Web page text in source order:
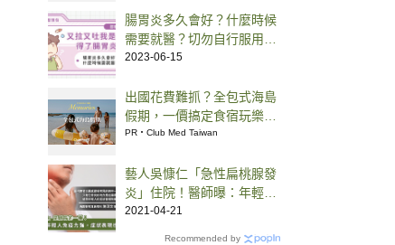
腸胃炎多久會好？什麼時候
需要就醫？切勿自行服用止
瀉藥！詳細說明治療方式
2023-06-15
出國花費難抓？全包式海島
假期，一價搞定食宿玩樂，
省錢更省心！
PR・Club Med Taiwan
藝人吳慷仁「急性扁桃腺發
炎」住院！醫師曝：年輕人
表現症狀通常較嚴重
2021-04-21
Recommended by